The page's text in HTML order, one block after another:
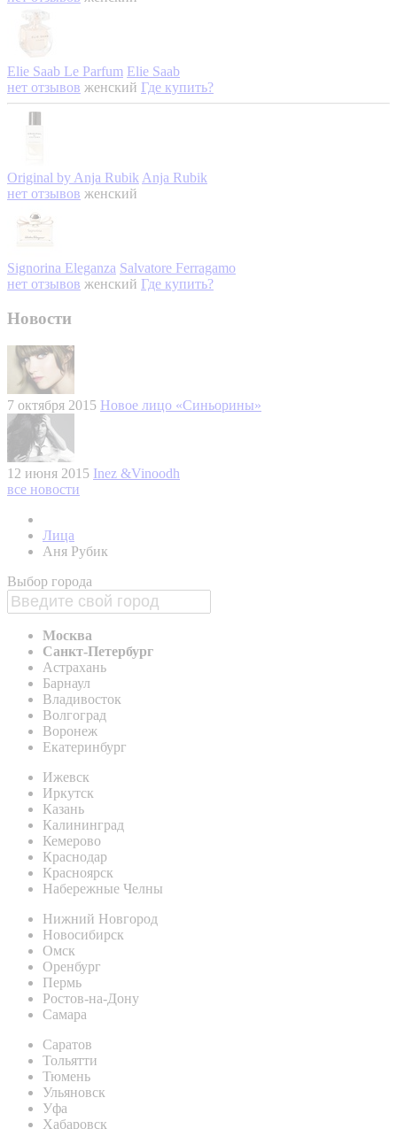
Elie Saab Le Parfum Elie Saab
нет отзывов женский Где купить?
Original by Anja Rubik Anja Rubik
нет отзывов женский
Signorina Eleganza Salvatore Ferragamo
нет отзывов женский Где купить?
Новости
7 октября 2015 Новое лицо «Синьорины»
12 июня 2015 Inez &Vinoodh
все новости
Лица
Аня Рубик
Выбор города
Москва
Санкт-Петербург
Астрахань
Барнаул
Владивосток
Волгоград
Воронеж
Екатеринбург
Ижевск
Иркутск
Казань
Калининград
Кемерово
Краснодар
Красноярск
Набережные Челны
Нижний Новгород
Новосибирск
Омск
Оренбург
Пермь
Ростов-на-Дону
Самара
Саратов
Тольятти
Тюмень
Ульяновск
Уфа
Хабаровск